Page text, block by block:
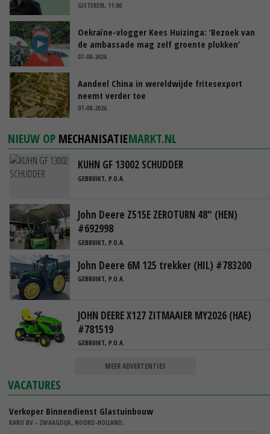
GISTEREN, 11:00
Oekraïne-vlogger Kees Huizinga: ‘Bezoek van
de ambassade mag zelf groente plukken’
07-08-2026
Aandeel China in wereldwijde fritesexport
neemt verder toe
07-08-2026
NIEUW OP MECHANISATIEMARKT.NL
KUHN GF 13002 SCHUDDER
GEBRUIKT, P.O.A.
John Deere Z515E ZEROTURN 48" (HEN)
#692998
GEBRUIKT, P.O.A.
John Deere 6M 125 trekker (HIL) #783200
GEBRUIKT, P.O.A.
JOHN DEERE X127 ZITMAAIER MY2026 (HAE)
#781519
GEBRUIKT, P.O.A.
MEER ADVERTENTIES
VACATURES
Verkoper Binnendienst Glastuinbouw
KARO BV - ZWAAGDIJK, NOORD-HOLLAND,